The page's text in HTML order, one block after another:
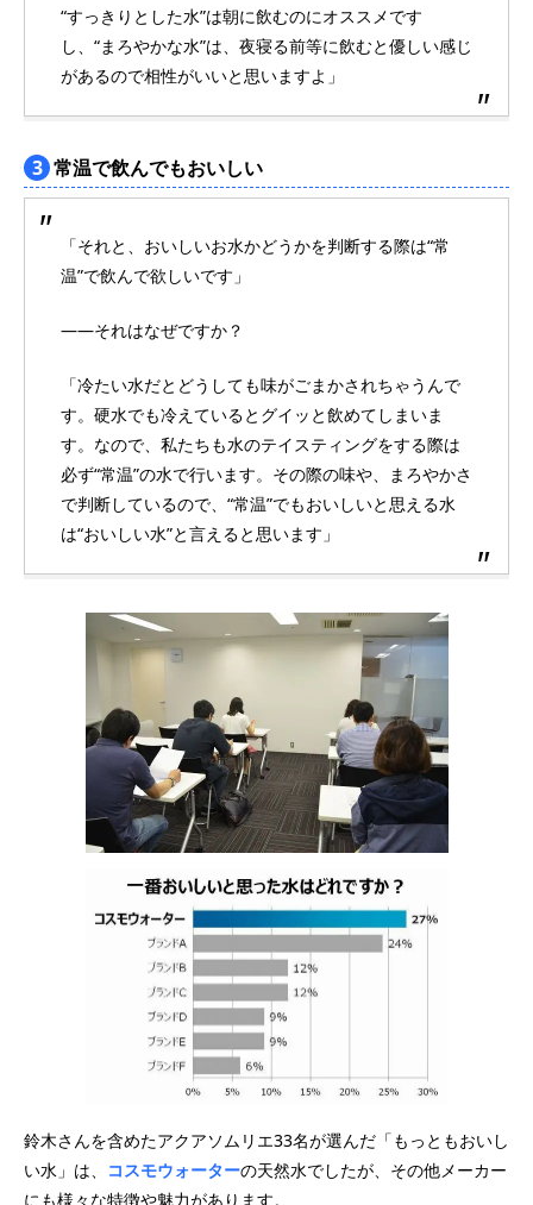
“すっきりとした水”は朝に飲むのにオススメです
し、“まろやかな水”は、夜寝る前等に飲むと優しい感じ
があるので相性がいいと思いますよ」
3 常温で飲んでもおいしい
「それと、おいしいお水かどうかを判断する際は“常
温”で飲んで欲しいです」
――それはなぜですか？
「冷たい水だとどうしても味がごまかされちゃうんで
す。硬水でも冷えているとグイッと飲めてしまいま
す。なので、私たちも水のテイスティングをする際は
必ず“常温”の水で行います。その際の味や、まろやかさ
で判断しているので、“常温”でもおいしいと思える水
は“おいしい水”と言えると思います」
鈴木さんを含めたアクアソムリエ33名が選んだ「もっともおいし
い水」は、
コスモウォーターの天然水でしたが、その他メーカー
にも様々な特徴や魅力があります。